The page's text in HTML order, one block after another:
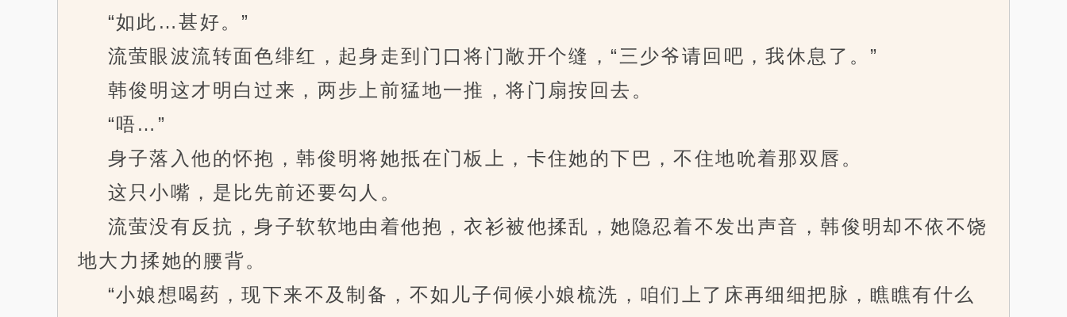
“如此…甚好。”
流萤眼波流转面色绯红，起身走到门口将门敞开个缝，“三少爷请回吧，我休息了。”
韩俊明这才明白过来，两步上前猛地一推，将门扇按回去。
“唔…”
身子落入他的怀抱，韩俊明将她抵在门板上，卡住她的下巴，不住地吮着那双唇。
这只小嘴，是比先前还要勾人。
流萤没有反抗，身子软软地由着他抱，衣衫被他揉乱，她隐忍着不发出声音，韩俊明却不依不饶
地大力揉她的腰背。
“小娘想喝药，现下来不及制备，不如儿子伺候小娘梳洗，咱们上了床再细细把脉，瞧瞧有什么